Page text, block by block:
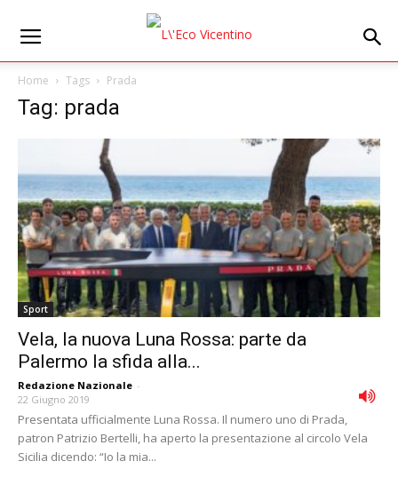
Home Tags Prada
Tag: prada
Sport
Vela, la nuova Luna Rossa: parte da
Palermo la sfida alla...
Redazione Nazionale -
22 Giugno 2019
Presentata ufficialmente Luna Rossa. Il numero uno di Prada,
patron Patrizio Bertelli, ha aperto la presentazione al circolo Vela
Sicilia dicendo: “Io la mia...